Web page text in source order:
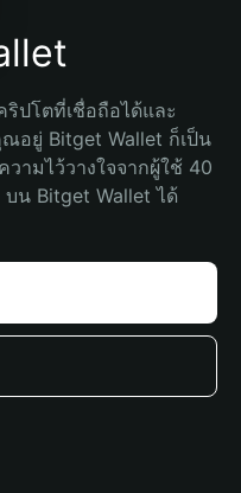
ปโตที่เชื่อถือได้และ
อยู่ Bitget Wallet ก็เป็น
ามไว้วางใจจากผู้ใช้ 40
น Bitget Wallet ได้